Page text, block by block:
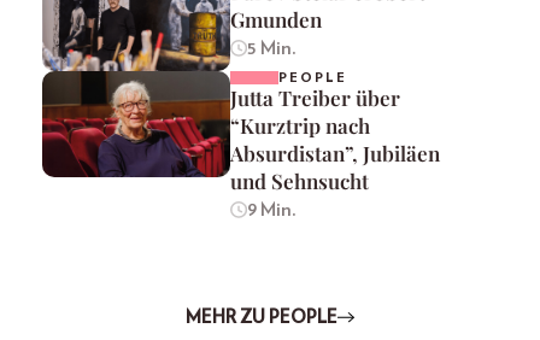
Gmunden
5 Min.
PEOPLE
Jutta Treiber über
“Kurztrip nach
Absurdistan”, Jubiläen
und Sehnsucht
9 Min.
MEHR ZU PEOPLE